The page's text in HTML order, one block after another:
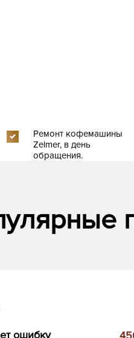
Ремонт кофемашины
Zelmer, в день
обращения.
ошибку